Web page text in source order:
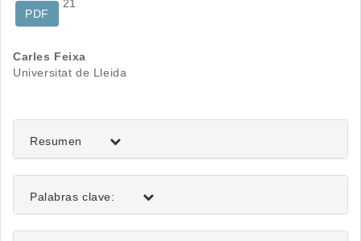
21
PDF
Contenido
del
artículo
Carles Feixa
Universitat de Lleida
Resumen
Palabras clave: